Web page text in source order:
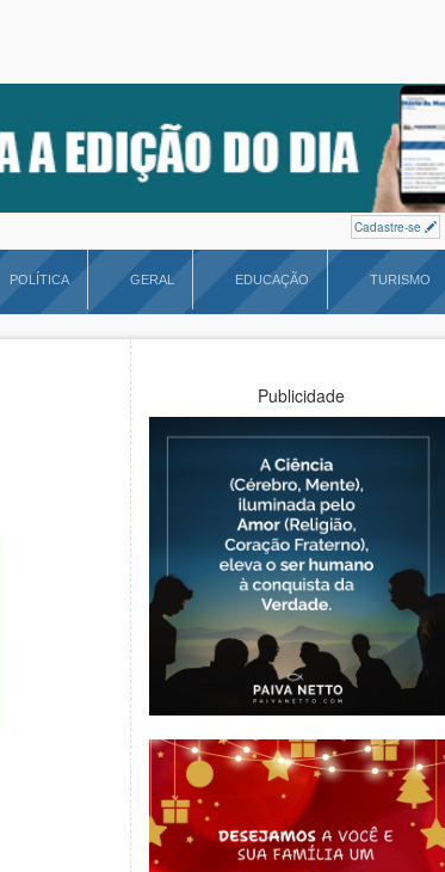
Cadastre-se
POLÍTICA GERAL EDUCAÇÃO TURISMO
Publicidade